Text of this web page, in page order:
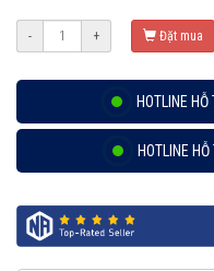
- + Đặt mua
HOTLINE
HOTLINE